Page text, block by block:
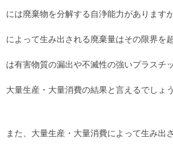
には廃棄物を分解する自浄能力があります
によって生み出される廃棄量はその限界を
は有害物質の漏出や不滅性の強いプラスチ
大量生産・大量消費の結果と言えるでしょう
また、大量生産・大量消費によって生み出